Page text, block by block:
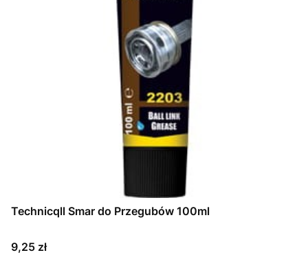
Technicqll Smar do Przegubów 100ml
Cena
9,25 zł